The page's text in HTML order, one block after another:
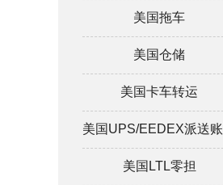
美国拖车
美国仓储
美国卡车转运
美国UPS/EEDEX派送
美国LTL零担